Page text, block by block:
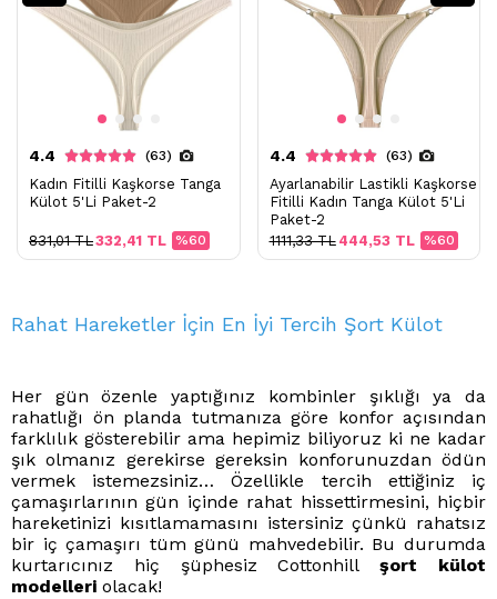
4.4 (63)
Kadın Fitilli Kaşkorse Tanga
Külot 5'Li Paket-2
%60
332,41 TL
831,01 TL
4.4 (63)
Ayarlanabilir Lastikli Kaşkorse
Fitilli Kadın Tanga Külot 5'Li
Paket-2
%60
444,53 TL
1111,33 TL
Rahat Hareketler İçin En İyi Tercih Şort Külot
Her gün özenle yaptığınız kombinler şıklığı ya da
rahatlığı ön planda tutmanıza göre konfor açısından
farklılık gösterebilir ama hepimiz biliyoruz ki ne kadar
şık olmanız gerekirse gereksin konforunuzdan ödün
vermek istemezsiniz… Özellikle tercih ettiğiniz iç
çamaşırlarının gün içinde rahat hissettirmesini, hiçbir
hareketinizi kısıtlamamasını istersiniz çünkü rahatsız
bir iç çamaşırı tüm günü mahvedebilir. Bu durumda
kurtarıcınız hiç şüphesiz Cottonhillşort külot
modelleri olacak!